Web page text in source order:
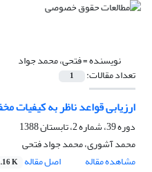
نویسنده =فتحی، محمد جواد
تعداد مقالات: 1
ارزیابی قواعد ناظر به کیفیات
دوره 39، شماره 2، تابستان 1388
محمد آشوری، محمد جواد فتحی
مشاهده مقاله
اصل مقاله K